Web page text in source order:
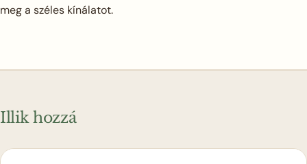
meg a széles kínálatot.
Illik hozzá